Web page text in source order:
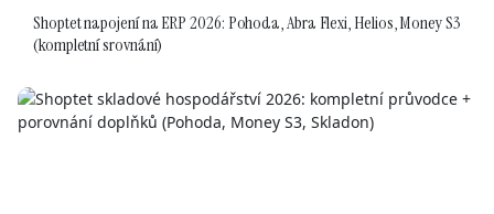
Shoptet napojení na ERP 2026: Pohoda, Abra Flexi, Helios, Money S3
(kompletní srovnání)